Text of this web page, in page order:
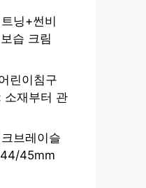
닝+썬비
습 크림
린이침구
소재부터 관
브레이슬
45mm